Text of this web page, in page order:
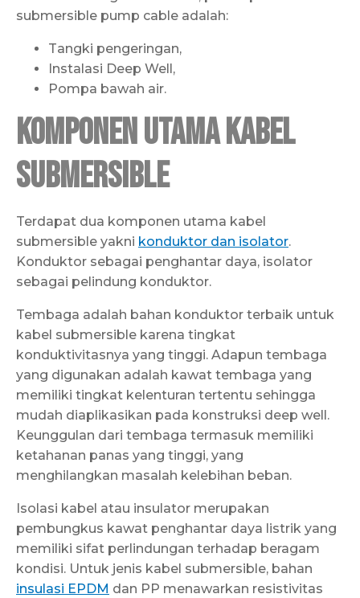
submersible pump cable adalah:
Tangki pengeringan,
Instalasi Deep Well,
Pompa bawah air.
Komponen Utama Kabel
Submersible
Terdapat dua komponen utama kabel
submersible yakni konduktor dan isolator.
Konduktor sebagai penghantar daya, isolator
sebagai pelindung konduktor.
Tembaga adalah bahan konduktor terbaik untuk
kabel submersible karena tingkat
konduktivitasnya yang tinggi. Adapun tembaga
yang digunakan adalah kawat tembaga yang
memiliki tingkat kelenturan tertentu sehingga
mudah diaplikasikan pada konstruksi deep well.
Keunggulan dari tembaga termasuk memiliki
ketahanan panas yang tinggi, yang
menghilangkan masalah kelebihan beban.
Isolasi kabel atau insulator merupakan
pembungkus kawat penghantar daya listrik yang
memiliki sifat perlindungan terhadap beragam
kondisi. Untuk jenis kabel submersible, bahan
insulasi EPDM dan PP menawarkan resistivitas